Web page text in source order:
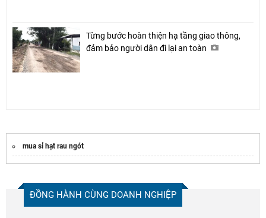
Từng bước hoàn thiện hạ tầng giao thông,
đảm bảo người dân đi lại an toàn
mua sỉ hạt rau ngót
ĐỒNG HÀNH CÙNG DOANH NGHIỆP